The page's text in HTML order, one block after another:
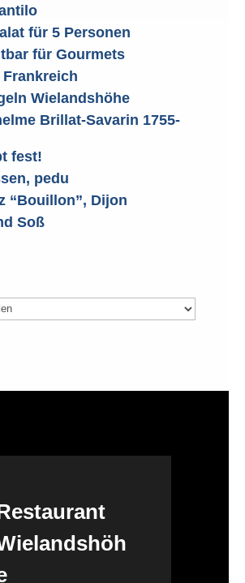
für 5 Personen
für Gourmets
Wielandshöhe
Brillat-Savarin 1755-
fest!
pedu
“Bouillon”, Dijon
Soß